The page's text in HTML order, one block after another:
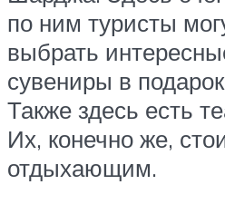
по ним туристы
выбрать
сувениры в
Также здесь есть
Их, конечно же,
отдыхающим.